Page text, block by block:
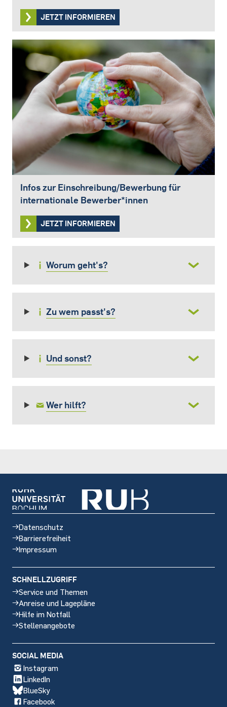
JETZT INFORMIEREN
Infos zur Einschreibung/Bewerbung für
internationale Bewerber*innen
JETZT INFORMIEREN
Worum geht's?
Zu wem passt's?
Und sonst?
Wer hilft?
Datenschutz
Barrierefreiheit
Impressum
SCHNELLZUGRIFF
Service und Themen
Anreise und Lagepläne
Hilfe im Notfall
Stellenangebote
media
SOCIAL MEDIA
Instagram
LinkedIn
BlueSky
Facebook